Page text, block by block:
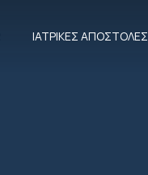
ΙΑΤΡΙΚΈΣ ΑΠΟΣΤΟΛΈΣ